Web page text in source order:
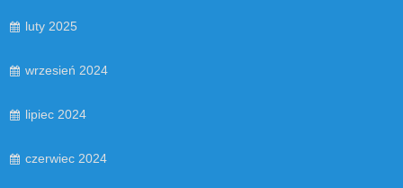
luty 2025
wrzesień 2024
lipiec 2024
czerwiec 2024